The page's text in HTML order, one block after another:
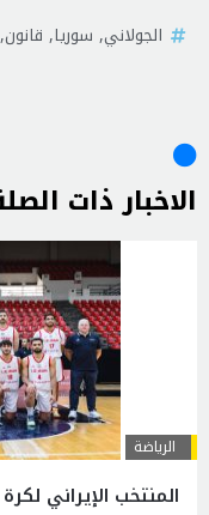
الجولاني, سوريا, قانون,
الاخبار ذات
الرياضة
المنتخب الإيراني